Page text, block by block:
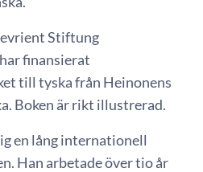
Stiftung
finansierat
till tyska från Heinonens
Boken är rikt illustrerad.
en lång internationell
Han arbetade över tio år